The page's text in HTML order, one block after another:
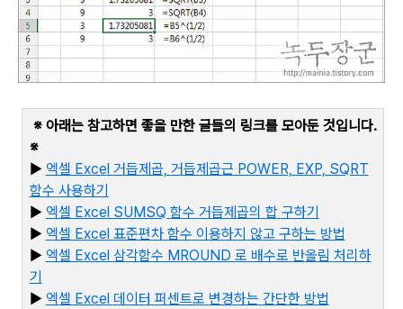
※ 아래는 참고하면 좋을 만한 글들의 링크를 모아둔 것입니다.
※
▶ 엑셀 Excel 거듭제곱, 거듭제곱근 POWER, EXP, SQRT
함수 사용하기
▶ 엑셀 Excel SUMSQ 함수 거듭제곱의 합 구하기
▶ 엑셀 Excel 표준편차 함수 이용하지 않고 구하는 방법
▶ 엑셀 Excel 삼각함수 MROUND 로 배수로 반올림 처리하
기
▶ 엑셀 Excel 데이터 퍼센트로 변경하는 간단한 방법